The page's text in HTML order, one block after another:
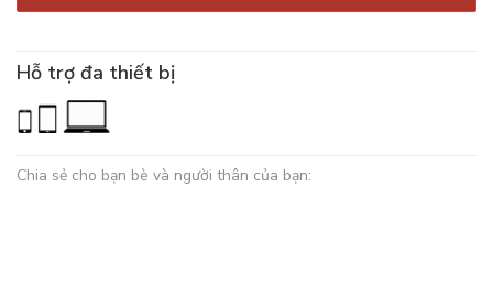
Hỗ trợ đa thiết bị
Chia sẻ cho bạn bè và người thân của bạn: